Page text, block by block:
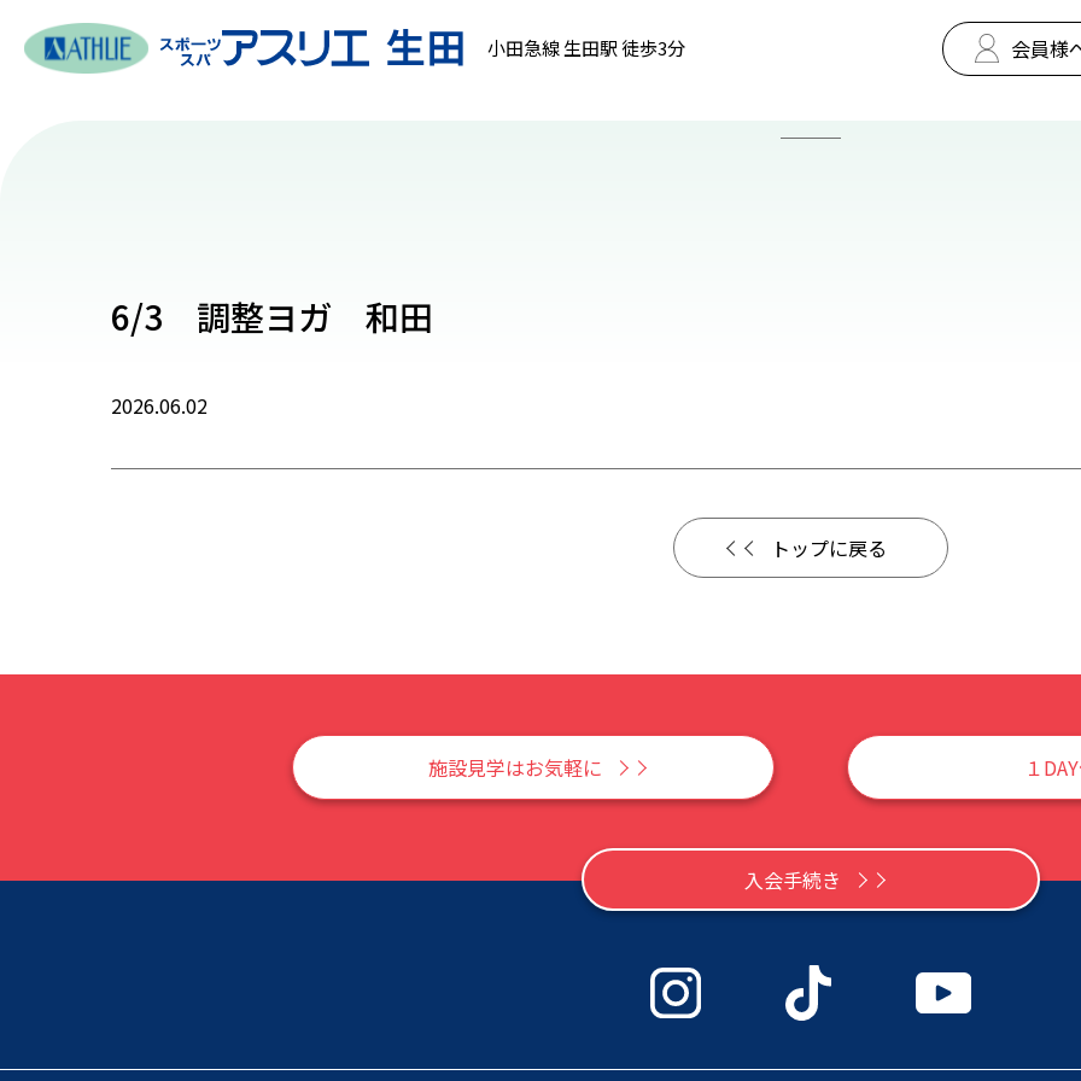
小田急線 生田駅 徒歩3分 会員様
6/3 調整ヨガ 和田
2026.06.02
トップに戻る
施設見学はお気軽に １
入会手続き